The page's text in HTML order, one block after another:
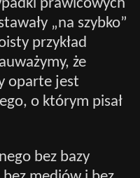
prawicowych
„na szybko”
przykład
że
oparte jest
o którym pisał
bez bazy